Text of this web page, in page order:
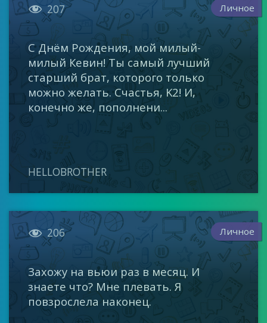
 207 Личное
С Днём Рождения, мой милый-
милый Кевин! Ты самый лучший
старший брат, которого только
можно желать. Счастья, K2! И,
конечно же, пополнени...
HELLOBROTHER
 206 Личное
Захожу на вьюи раз в месяц. И
знаете что? Мне плевать. Я
повзрослела наконец.